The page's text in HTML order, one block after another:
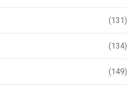
(131)
(134)
(149)